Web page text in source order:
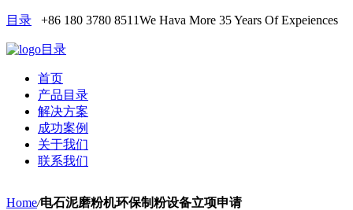
目录 +86 180 3780 8511We Hava More 35 Years Of Expeiences
目录
首页
产品目录
解决方案
成功案例
关于我们
联系我们
Home/电石泥磨粉机环保制粉设备立项申请